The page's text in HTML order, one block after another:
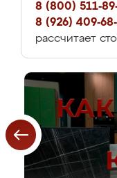
8 (800) 511-
8 (926) 409-
рассчитает